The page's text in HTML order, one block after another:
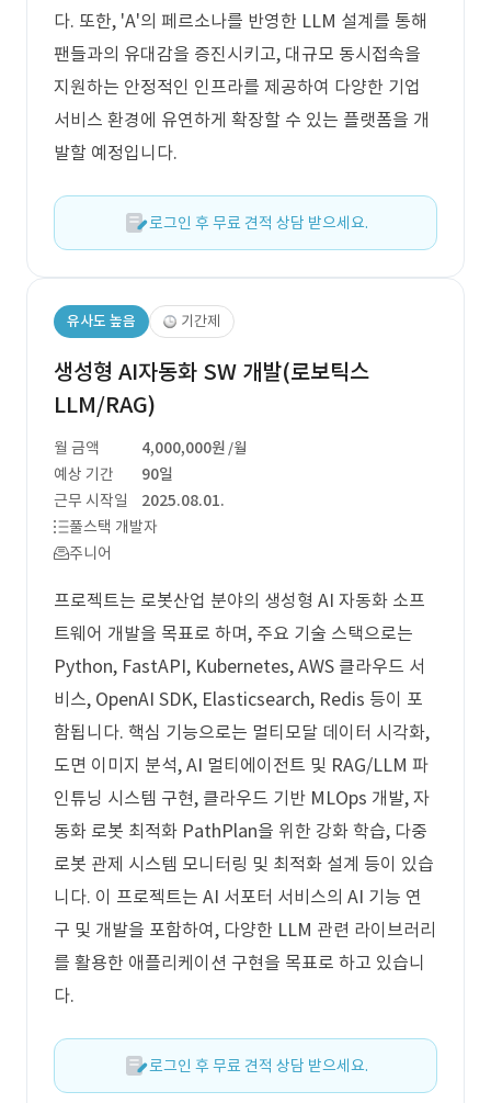
다. 또한, 'A'의 페르소나를 반영한 LLM 설계를 통해
팬들과의 유대감을 증진시키고, 대규모 동시접속을
지원하는 안정적인 인프라를 제공하여 다양한 기업
서비스 환경에 유연하게 확장할 수 있는 플랫폼을 개
발할 예정입니다.
로그인 후 무료 견적 상담 받으세요.
유사도 높음 기간제
생성형 AI자동화 SW 개발(로보틱스
LLM/RAG)
월 금액 4,000,000원 /월
예상 기간
90일
근무 시작일
2025.08.01.
풀스택 개발자
주니어
프로젝트는 로봇산업 분야의 생성형 AI 자동화 소프
트웨어 개발을 목표로 하며, 주요 기술 스택으로는
Python, FastAPI, Kubernetes, AWS 클라우드 서
비스, OpenAI SDK, Elasticsearch, Redis 등이 포
함됩니다. 핵심 기능으로는 멀티모달 데이터 시각화,
도면 이미지 분석, AI 멀티에이전트 및 RAG/LLM 파
인튜닝 시스템 구현, 클라우드 기반 MLOps 개발, 자
동화 로봇 최적화 PathPlan을 위한 강화 학습, 다중
로봇 관제 시스템 모니터링 및 최적화 설계 등이 있습
니다. 이 프로젝트는 AI 서포터 서비스의 AI 기능 연
구 및 개발을 포함하여, 다양한 LLM 관련 라이브러리
를 활용한 애플리케이션 구현을 목표로 하고 있습니
다.
로그인 후 무료 견적 상담 받으세요.